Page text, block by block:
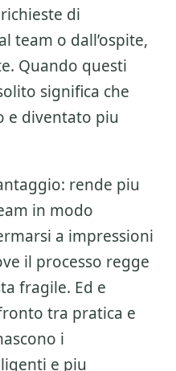
di
team o dall’ospite,
Quando questi
significa che
e diventato piu
rende piu
in modo
a impressioni
il processo regge
fragile. Ed e
tra pratica e
i
e piu